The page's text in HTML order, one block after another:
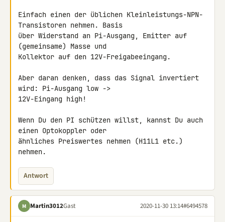
Einfach einen der üblichen Kleinleistungs-NPN-
Transistoren nehmen. Basis
über Widerstand an Pi-Ausgang, Emitter auf
(gemeinsame) Masse und
Kollektor auf den 12V-Freigabeeingang.
Aber daran denken, dass das Signal invertiert
wird: Pi-Ausgang low ->
12V-Eingang high!
Wenn Du den PI schützen willst, kannst Du auch
einen Optokoppler oder
ähnliches Preiswertes nehmen (H11L1 etc.)
nehmen.
Antwort
M Martin3012Gast 2020-11-30 13:14#6494578